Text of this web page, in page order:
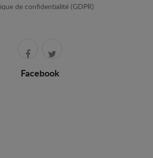
de confidentialité (GDPR)
Facebook